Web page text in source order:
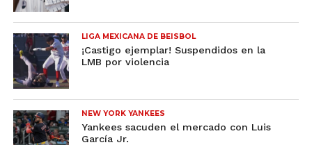
LIGA MEXICANA DE BEISBOL
¡Castigo ejemplar! Suspendidos en la
LMB por violencia
NEW YORK YANKEES
Yankees sacuden el mercado con Luis
García Jr.